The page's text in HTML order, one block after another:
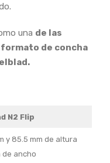
una de las
formato de concha
N2 Flip
y 85.5 mm de altura
de ancho